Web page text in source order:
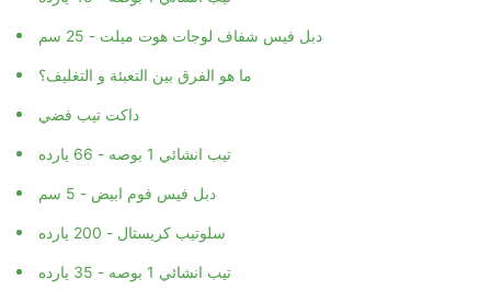
تيب انشائي 1 بوصه - 45 يارده
دبل فيس شفاف لوجات هوت ميلت - 25 سم
ما هو الفرق بين التعبئة و التغليف؟
داكت تيب فضي
تيب انشائي 1 بوصه - 66 يارده
دبل فيس فوم ابيض - 5 سم
سلوتيب كريستال - 200 يارده
تيب انشائي 1 بوصه - 35 يارده